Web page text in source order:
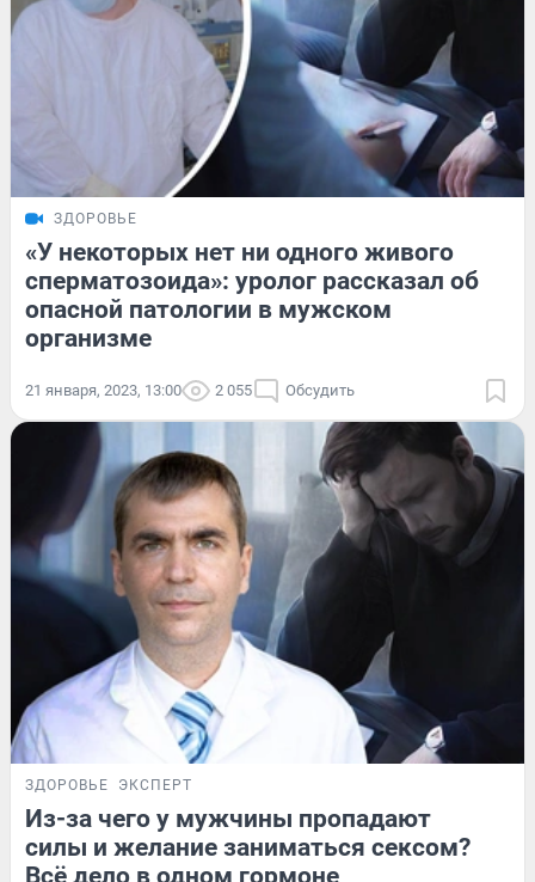
ЗДОРОВЬЕ
«У некоторых нет ни одного живого
сперматозоида»: уролог рассказал об
опасной патологии в мужском
организме
21 января, 2023, 13:00 2 055 Обсудить
ЗДОРОВЬЕ ЭКСПЕРТ
Из-за чего у мужчины пропадают
силы и желание заниматься сексом?
Всё дело в одном гормоне